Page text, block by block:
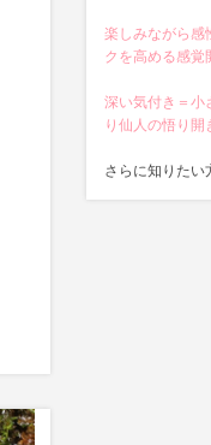
楽しみながら感
クを高める感覚
深い気付き＝小
り仙人の悟り
さらに知りたい